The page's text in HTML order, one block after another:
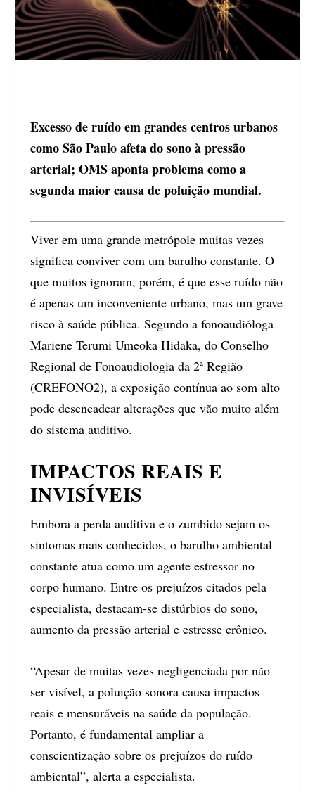
Excesso de ruído em grandes centros urbanos
como São Paulo afeta do sono à pressão
arterial; OMS aponta problema como a
segunda maior causa de poluição mundial.
Viver em uma grande metrópole muitas vezes
significa conviver com um barulho constante. O
que muitos ignoram, porém, é que esse ruído não
é apenas um inconveniente urbano, mas um grave
risco à saúde pública. Segundo a fonoaudióloga
Mariene Terumi Umeoka Hidaka, do Conselho
Regional de Fonoaudiologia da 2ª Região
(CREFONO2), a exposição contínua ao som alto
pode desencadear alterações que vão muito além
do sistema auditivo.
IMPACTOS REAIS E
INVISÍVEIS
Embora a perda auditiva e o zumbido sejam os
sintomas mais conhecidos, o barulho ambiental
constante atua como um agente estressor no
corpo humano. Entre os prejuízos citados pela
especialista, destacam-se distúrbios do sono,
aumento da pressão arterial e estresse crônico.
“Apesar de muitas vezes negligenciada por não
ser visível, a poluição sonora causa impactos
reais e mensuráveis na saúde da população.
Portanto, é fundamental ampliar a
conscientização sobre os prejuízos do ruído
ambiental”, alerta a especialista.